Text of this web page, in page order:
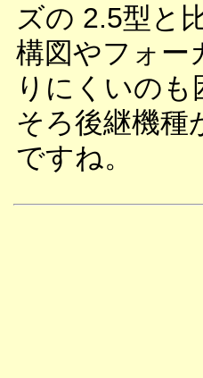
ズの 2.5型と
構図やフォー
りにくいのも
そろ後継機種
ですね。